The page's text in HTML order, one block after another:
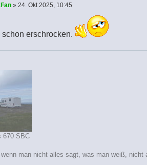
» 24. Okt 2025, 10:45
schon erschrocken.
670 SBC
wenn man nicht alles sagt, was man weiß,